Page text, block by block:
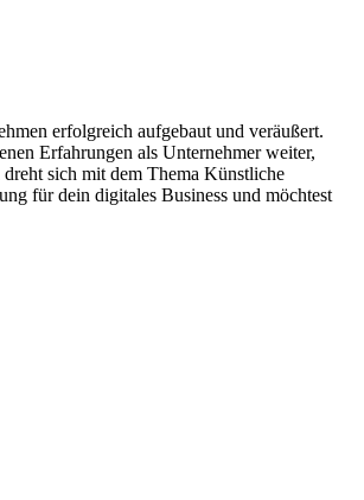
erfolgreich aufgebaut und veräußert.
Erfahrungen als Unternehmer weiter,
sich mit dem Thema Künstliche
für dein digitales Business und möchtest